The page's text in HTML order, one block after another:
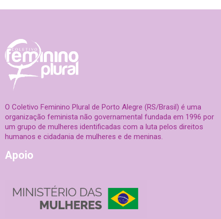
O Coletivo Feminino Plural de Porto Alegre (RS/Brasil) é uma
organização feminista não governamental fundada em 1996 por
um grupo de mulheres identificadas com a luta pelos direitos
humanos e cidadania de mulheres e de meninas.
Apoio